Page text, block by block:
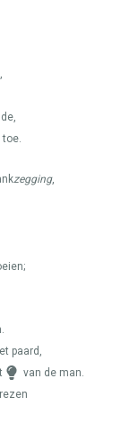
toe.
zegging,
paard,
van de man.